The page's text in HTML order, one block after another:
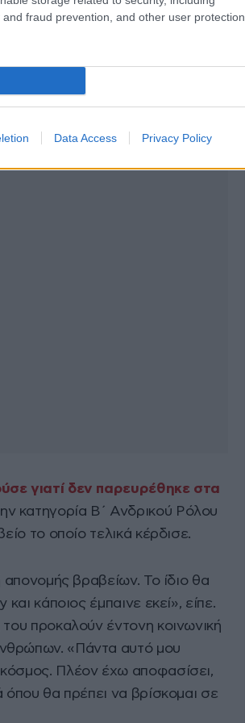
fraud prevention, and other user protection.
Data Access Privacy Policy
γιατί δεν παρευρέθηκε στα
κατηγορία Β΄ Ανδρικού Ρόλου
το οποίο τελικά κέρδισε.
απονομής βραβείων. Το ίδιο θα
κάποιος έμπαινε εκεί», είπε.
προκαλούν έντονη κοινωνική
«Πάντα αυτό μου
Πλέον έχω αποφασίσει,
θα πρέπει να βρίσκομαι σε